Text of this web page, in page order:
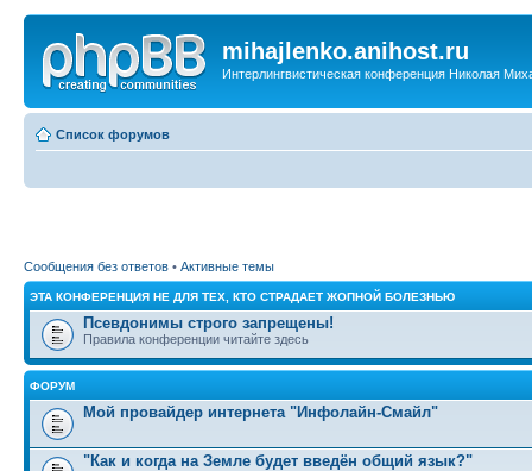
mihajlenko.anihost.ru
Интерлингвистическая конференция Николая
Список форумов
Сообщения без ответов • Активные темы
ЭТА КОНФЕРЕНЦИЯ НЕ ДЛЯ ТЕХ, КТО СТРАДАЕТ ЖОПНОЙ БОЛЕЗНЬЮ
Псевдонимы строго запрещены!
Правила конференции читайте здесь
ФОРУМ
Мой провайдер интернета "Инфолайн-Смайл"
"Как и когда на Земле будет введён общий язык?"